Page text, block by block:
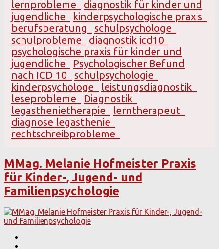
lernprobleme
diagnostik für kinder und
jugendliche
kinderpsychologische praxis
berufsberatung
schulpsychologe
schulprobleme
diagnostik icd10
psychologische praxis für kinder und
jugendliche
Psychologischer Befund
nach ICD 10
schulpsychologie
kinderpsychologe
leistungsdiagnostik
leseprobleme
Diagnostik
legasthenietherapie
lerntherapeut
diagnose legasthenie
rechtschreibprobleme
MMag. Melanie Hofmeister Praxis
für Kinder-, Jugend- und
Familienpsychologie